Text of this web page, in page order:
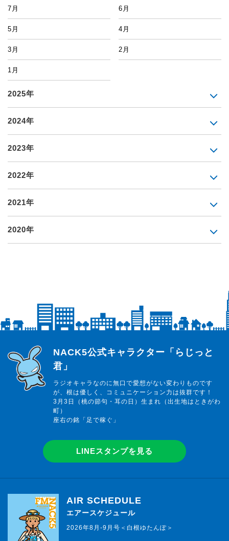
7月 6月
5月 4月
3月 2月
1月
2025年
2024年
2023年
2022年
2021年
2020年
らじっと君
NACK5公式キャラクター「らじっと
君」
ラジオキャラなのに無口で愛想がない変わりものです
が、根は優しく、コミュニケーション力は抜群です！
3月3日（桃の節句・耳の日）生まれ（出生地はときがわ
町）
座右の銘「足で稼ぐ」
LINEスタンプを見る
AIR SCHEDULE
エアースケジュール
2026年8月-9月号＜白根ゆたんぽ＞